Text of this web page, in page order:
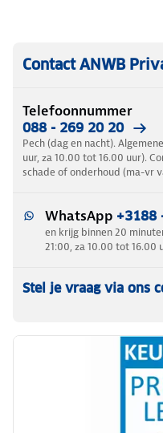
Contact ANWB
Telefoonnummer
088 - 269 20 20
Pech (dag en nacht).
uur, za 10.00 tot 16.00 uur).
schade of onderhoud (ma-vr
WhatsApp +3188
en krijg binnen 20
21:00, za 10.00 tot 16.00
Stel je vraag via ons